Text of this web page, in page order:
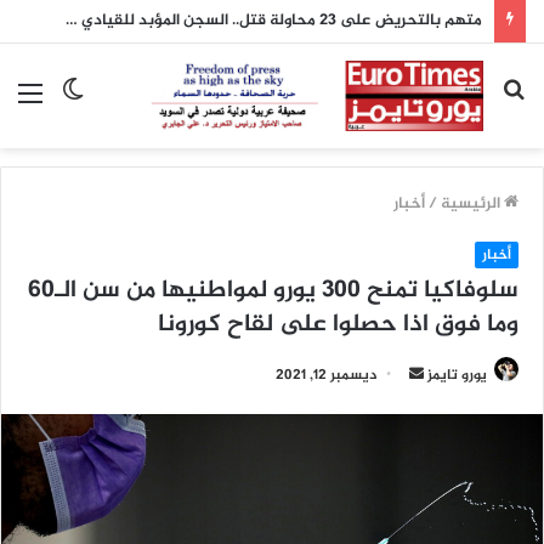
متهم بالتحريض على 23 محاولة قتل.. السجن المؤبد للقيادي في شبكة فوكستروت الاجرامية السويدية علي شهاب في العراق
الوضع
بحث
عن
الرئيسية /أخبار
أخبار
سلوفاكيا تمنح 300 يورو لمواطنيها من سن الـ60
وما فوق اذا حصلوا على لقاح كورونا
يورو تايمز
أرسل ديسمبر 12, 2021